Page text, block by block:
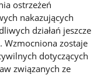
ostrzeżeń
nakazujących
działań jeszcze
Wzmocniona zostaje
dotyczących
związanych ze